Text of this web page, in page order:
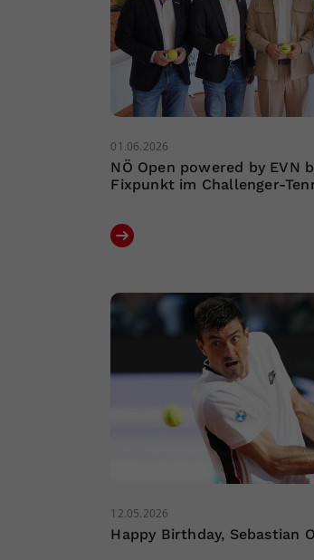
01.06.2026
NÖ Open powered by EVN
Fixpunkt im Challenger-
12.05.2026
Happy Birthday, Sebastian